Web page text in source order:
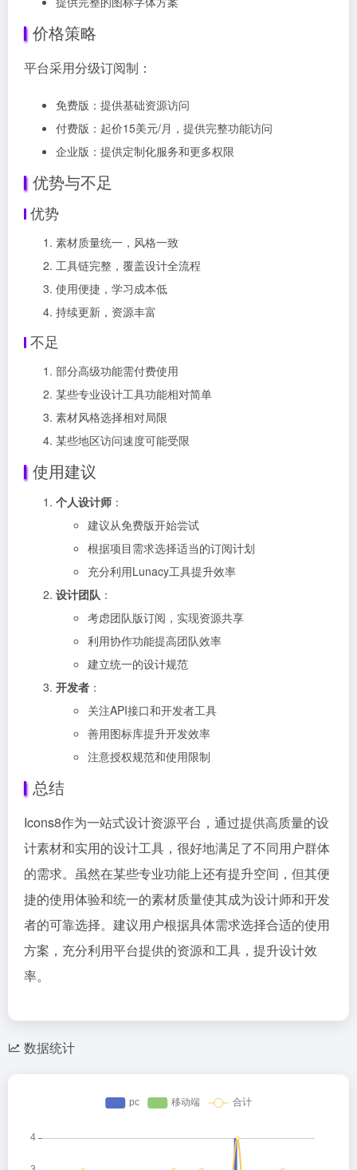
价格策略
平台采用分级订阅制：
免费版：提供基础资源访问
付费版：起价15美元/月，提供完整功能访问
企业版：提供定制化服务和更多权限
优势与不足
优势
素材质量统一，风格一致
工具链完整，覆盖设计全流程
使用便捷，学习成本低
持续更新，资源丰富
不足
部分高级功能需付费使用
某些专业设计工具功能相对简单
素材风格选择相对局限
某些地区访问速度可能受限
使用建议
个人设计师 ：
建议从免费版开始尝试
根据项目需求选择适当的订阅计划
充分利用Lunacy工具提升效率
设计团队 ：
考虑团队版订阅，实现资源共享
利用协作功能提高团队效率
建立统一的设计规范
开发者 ：
关注API接口和开发者工具
善用图标库提升开发效率
注意授权规范和使用限制
总结
Icons8作为一站式设计资源平台，通过提供高质量的设
计素材和实用的设计工具，很好地满足了不同用户群体
的需求。虽然在某些专业功能上还有提升空间，但其便
捷的使用体验和统一的素材质量使其成为设计师和开发
者的可靠选择。建议用户根据具体需求选择合适的使用
方案，充分利用平台提供的资源和工具，提升设计效
率。
数据统计